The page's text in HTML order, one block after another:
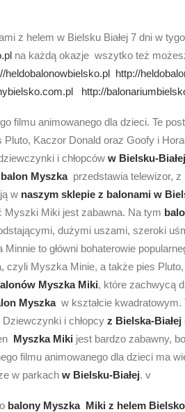
z helem w Bielsku Białej 7 dni w
na każdą okazje wszytko też
heldobalonowbielsko.pl http://
http://
filmu animowanego dla dzieci. Te
Kaczor Donald oraz Goofy i
i chłopców w Bielsku-Białej
balon Myszka przedstawia telewizor,
w naszym sklepie z balonami w
Myszki Miki jest zabawna. Na tym
dużymi uszami, szeroki
to główni bohaterowie
Myszka Minie, a także pies
Myszka Miki, które zachwycą
Myszka w kształcie kwadratowym.
i chłopcy z Bielska-Białej
Myszka Miki jest bardzo zabawny,
filmu animowanego dla dzieci ma
w parkach w Bielsku-Białej. v
balony Myszka Miki z helem